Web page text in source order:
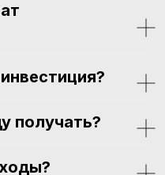
получать?